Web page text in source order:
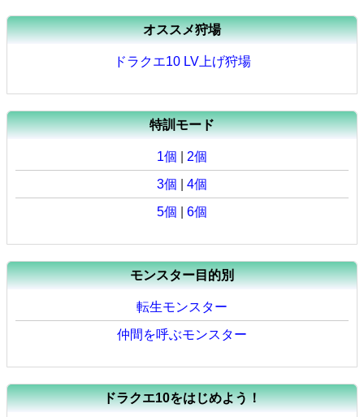
オススメ狩場
ドラクエ10 LV上げ狩場
特訓モード
1個
2個
3個
4個
5個
6個
モンスター目的別
転生モンスター
仲間を呼ぶモンスター
ドラクエ10をはじめよう！